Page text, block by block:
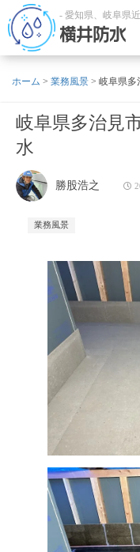
- 愛知県、岐阜県
横井防水
ホーム > 業務風景 > 岐阜県多
岐阜県多治見
水
勝股浩之
業務風景